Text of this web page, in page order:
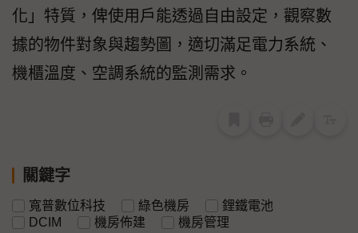
化」特質，俾使用戶能透過自由設定，觀察數
據的物件對象與趨勢圖，適切滿足電力系統、
機櫃溫度、空調系統的監測需求。
關鍵字
寬普數位科技 綠色機房
鋰鐵電池
DCIM
機房佈建 機房管理